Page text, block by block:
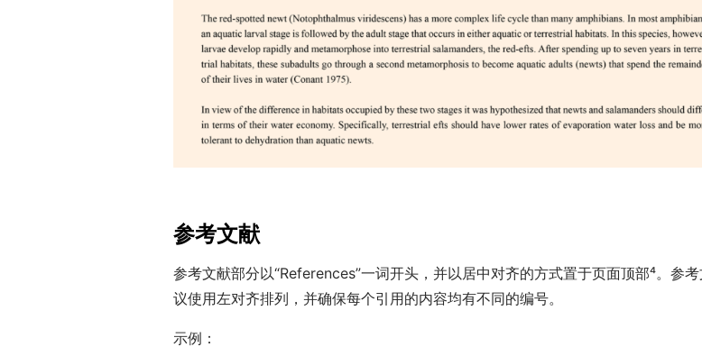
参考文献
参考文献部分以“References”一词开头，并以居中对齐的方式置于页面顶部⁴。参
议使用左对齐排列，并确保每个引用的内容均有不同的编号。
示例：